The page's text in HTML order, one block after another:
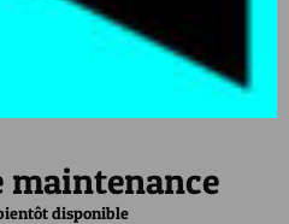
maintenance
disponible